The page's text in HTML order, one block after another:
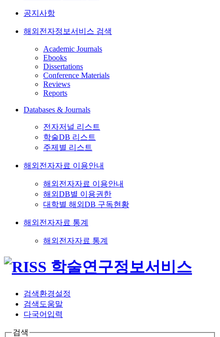
공지사항
해외전자정보서비스 검색
Academic Journals
Ebooks
Dissertations
Conference Materials
Reviews
Reports
Databases & Journals
전자저널 리스트
학술DB 리스트
주제별 리스트
해외전자자료 이용안내
해외전자자료 이용안내
해외DB별 이용권한
대학별 해외DB 구독현황
해외전자자료 통계
해외전자자료 통계
검색환경설정
검색도움말
다국어입력
검색